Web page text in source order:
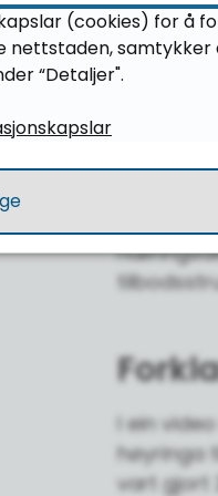
I
I ein
høyringa
vart gjort
(cookies) for å
nettstaden,
“Detaljer".